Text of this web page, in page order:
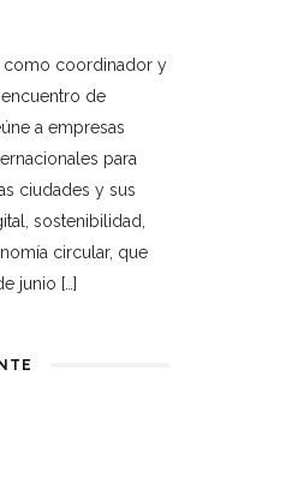
como coordinador y
de
a empresas
para
ciudades y sus
sostenibilidad,
circular, que
junio […]